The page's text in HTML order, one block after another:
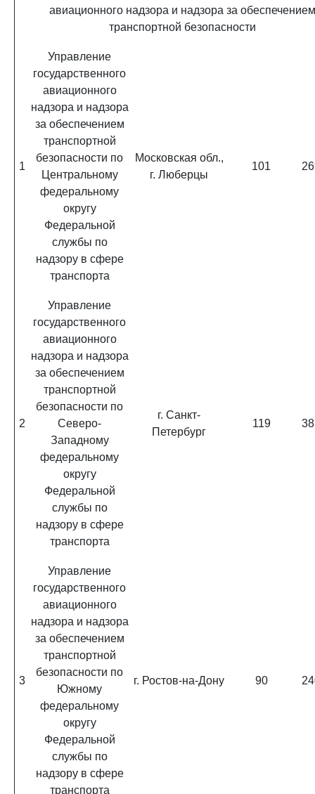
авиационного надзора и надзора за обеспечением
транспортной безопасности
1
Управление
государственного
авиационного
надзора и надзора
за обеспечением
транспортной
безопасности по
Центральному
федеральному
округу
Федеральной
службы по
надзору в сфере
транспорта
Московская обл.,
г. Люберцы
101
2
Управление
государственного
авиационного
надзора и надзора
за обеспечением
транспортной
безопасности по
Северо-
Западному
федеральному
округу
Федеральной
службы по
надзору в сфере
транспорта
г. Санкт-
Петербург
119
3
Управление
государственного
авиационного
надзора и надзора
за обеспечением
транспортной
безопасности по
Южному
федеральному
округу
Федеральной
службы по
надзору в сфере
транспорта
г. Ростов-на-Дону 90